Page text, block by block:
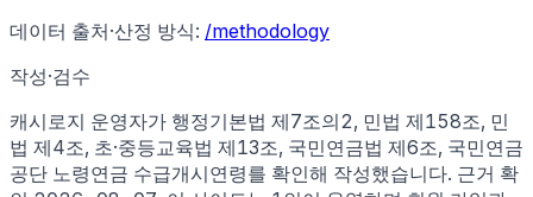
데이터 출처·산정 방식: /methodology
작성·검수
캐시로지 운영자가 행정기본법 제7조의2, 민법 제158조, 민
법 제4조, 초·중등교육법 제13조, 국민연금법 제6조, 국민연금
공단 노령연금 수급개시연령를 확인해 작성했습니다. 근거 확